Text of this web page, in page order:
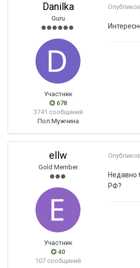
Danilka
Guru
Участник
678
3741 сообщений
Пол:Мужчина
ellw
Gold Member
Участник
40
107 сообщений
Недавно
РФ?